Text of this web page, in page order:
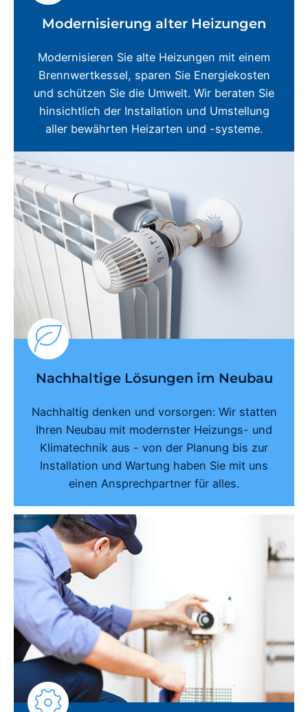
Modernisierung alter Heizungen
Modernisieren Sie alte Heizungen mit einem
Brennwertkessel, sparen Sie Energiekosten
und schützen Sie die Umwelt. Wir beraten Sie
hinsichtlich der Installation und Umstellung
aller bewährten Heizarten und -systeme.
Nachhaltige Lösungen im Neubau
Nachhaltig denken und vorsorgen: Wir statten
Ihren Neubau mit modernster Heizungs- und
Klimatechnik aus - von der Planung bis zur
Installation und Wartung haben Sie mit uns
einen Ansprechpartner für alles.